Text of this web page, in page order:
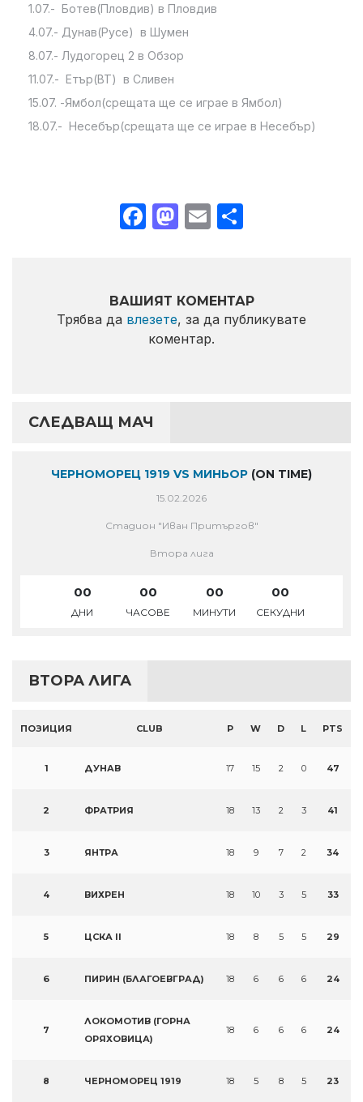
1.07.- Ботев(Пловдив) в Пловдив
4.07.- Дунав(Русе) в Шумен
8.07.- Лудогорец 2 в Обзор
11.07.- Етър(ВТ) в Сливен
15.07. -Ямбол(срещата ще се играе в Ямбол)
18.07.- Несебър(срещата ще се играе в Несебър)
Facebook
Mastodon
Email
ВАШИЯТ КОМЕНТАР
Трябва да влезете, за да публикувате
коментар.
СЛЕДВАЩ МАЧ
ЧЕРНОМОРЕЦ 1919 VS МИНЬОР (ON TIME)
15.02.2026
Стадион "Иван Притъргов"
Втора лига
00
ДНИ
00
ЧАСОВЕ
00
МИНУТИ
00
СЕКУДНИ
ВТОРА ЛИГА
ПОЗИЦИЯ CLUB P W D L PTS
1 ДУНАВ 17 15 2 0 47
2 ФРАТРИЯ 18 13 2 3 41
3 ЯНТРА 18 9 7 2 34
4 ВИХРЕН 18 10 3 5 33
5 ЦСКА II 18 8 5 5 29
6 ПИРИН (БЛАГОЕВГРАД) 18 6 6 6 24
7
ЛОКОМОТИВ (ГОРНА
ОРЯХОВИЦА)
18 6 6 6 24
8 ЧЕРНОМОРЕЦ 1919 18 5 8 5 23